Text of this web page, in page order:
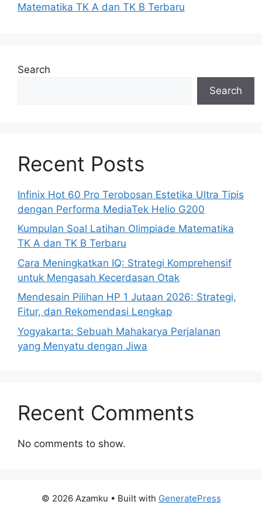
Matematika TK A dan TK B Terbaru
Search
Search
Recent Posts
Infinix Hot 60 Pro Terobosan Estetika Ultra Tipis
dengan Performa MediaTek Helio G200
Kumpulan Soal Latihan Olimpiade Matematika
TK A dan TK B Terbaru
Cara Meningkatkan IQ: Strategi Komprehensif
untuk Mengasah Kecerdasan Otak
Mendesain Pilihan HP 1 Jutaan 2026: Strategi,
Fitur, dan Rekomendasi Lengkap
Yogyakarta: Sebuah Mahakarya Perjalanan
yang Menyatu dengan Jiwa
Recent Comments
No comments to show.
© 2026 Azamku • Built with GeneratePress